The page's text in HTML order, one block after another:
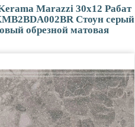
Marazzi 30x12 Рабат
Стоун серый
обрезной матовая